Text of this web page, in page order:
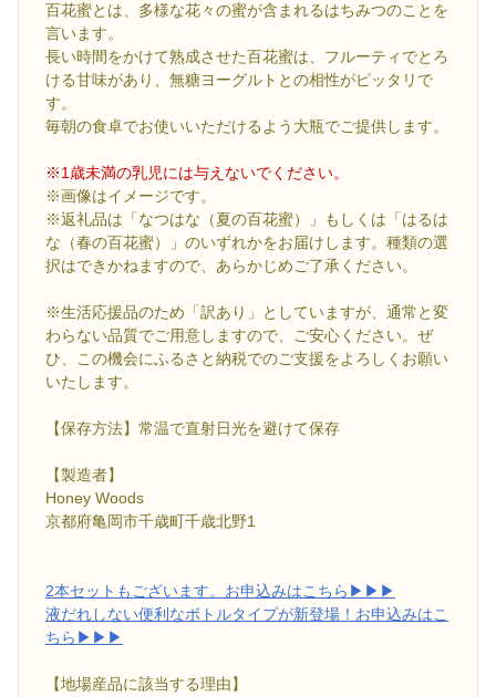
百花蜜とは、多様な花々の蜜が含まれるはちみつのことを
言います。
長い時間をかけて熟成させた百花蜜は、フルーティでとろ
ける甘味があり、無糖ヨーグルトとの相性がピッタリで
す。
毎朝の食卓でお使いいただけるよう大瓶でご提供します。
※1歳未満の乳児には与えないでください。
※画像はイメージです。
※返礼品は「なつはな（夏の百花蜜）」もしくは「はるは
な（春の百花蜜）」のいずれかをお届けします。種類の選
択はできかねますので、あらかじめご了承ください。
※生活応援品のため「訳あり」としていますが、通常と変
わらない品質でご用意しますので、ご安心ください。ぜ
ひ、この機会にふるさと納税でのご支援をよろしくお願い
いたします。
【保存方法】常温で直射日光を避けて保存
【製造者】
Honey Woods
京都府亀岡市千歳町千歳北野1
2本セットもございます。お申込みはこちら▶▶▶
液だれしない便利なボトルタイプが新登場！お申込みはこ
ちら▶▶▶
【地場産品に該当する理由】